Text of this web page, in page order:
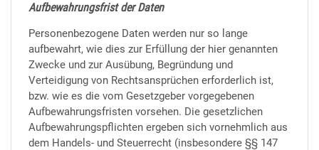
Aufbewahrungsfrist der Daten
Personenbezogene Daten werden nur so lange
aufbewahrt, wie dies zur Erfüllung der hier genannten
Zwecke und zur Ausübung, Begründung und
Verteidigung von Rechtsansprüchen erforderlich ist,
bzw. wie es die vom Gesetzgeber vorgegebenen
Aufbewahrungsfristen vorsehen. Die gesetzlichen
Aufbewahrungspflichten ergeben sich vornehmlich aus
dem Handels- und Steuerrecht (insbesondere §§ 147